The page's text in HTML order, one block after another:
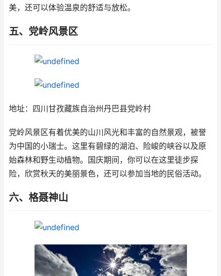
美，还可以体验温泉的舒适与放松。
五、党岭风景区
地址：四川甘孜藏族自治州丹巴县党岭村
党岭风景区有着优美的山川风光和丰富的自然景观，被誉
为中国的小瑞士。这里有碧绿的湖泊、险峻的峡谷以及原
始森林和野生动植物。国庆期间，你可以在这里徒步探
险，欣赏秋天的美丽景色，还可以参加当地的民俗活动。
六、格聂神山